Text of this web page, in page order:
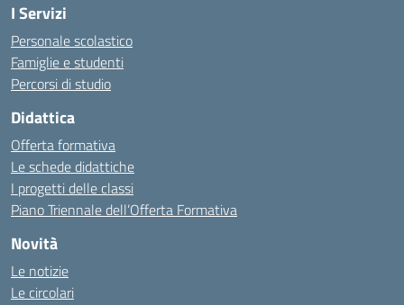
I Servizi
Personale scolastico
Famiglie e studenti
Percorsi di studio
Didattica
Offerta formativa
Le schede didattiche
I progetti delle classi
Piano Triennale dell’Offerta Formativa
Novità
Le notizie
Le circolari